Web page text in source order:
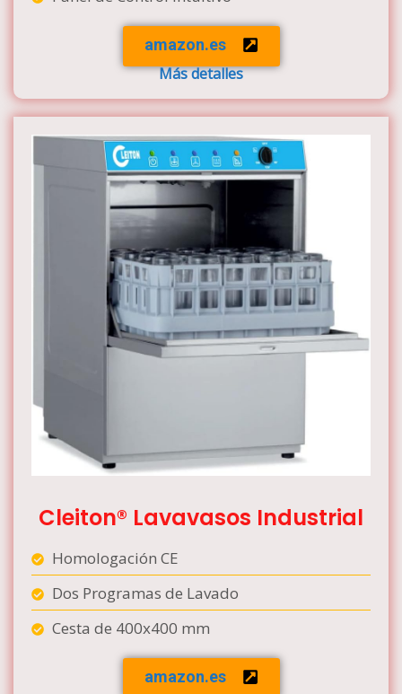
amazon.es
Más detalles
Cleiton® Lavavasos Industrial
Homologación CE
Dos Programas de Lavado
Cesta de 400x400 mm
amazon.es